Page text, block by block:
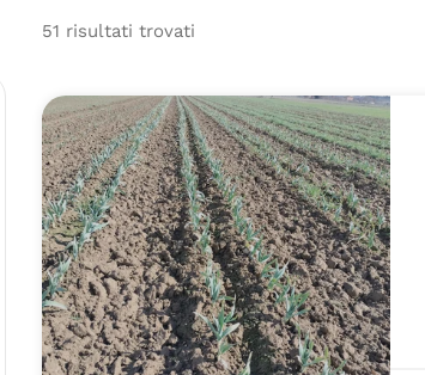
51 risultati trovati